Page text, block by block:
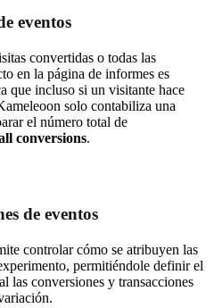
eventos
convertidas o todas las
en la página de informes es
que incluso si un visitante hace
solo contabiliza una
el número total de
conversions.
de eventos
controlar cómo se atribuyen las
permitiéndole definir el
las conversiones y transacciones